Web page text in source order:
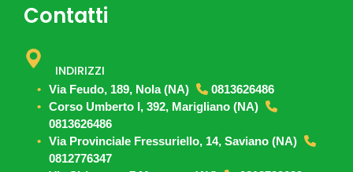
Contatti
INDIRIZZI
Via Feudo, 189, Nola (NA)
0813626486
Corso Umberto I, 392, Marigliano (NA)
0813626486
Via Provinciale Fressuriello, 14, Saviano (NA)
0812776347